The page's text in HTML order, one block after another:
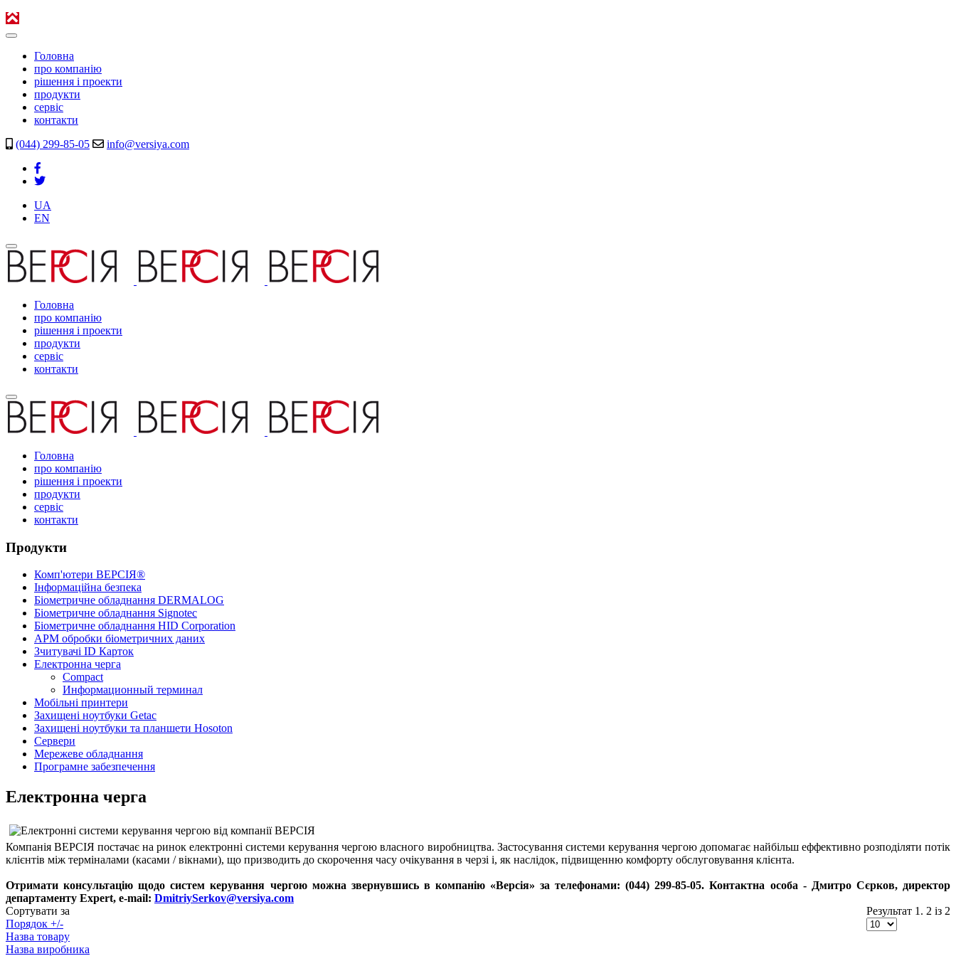
Головна
про компанію
рішення і проекти
продукти
сервіс
контакти
(044) 299-85-05
info@versiya.com
UA
EN
Головна
про компанію
рішення і проекти
продукти
сервіс
контакти
Головна
про компанію
рішення і проекти
продукти
сервіс
контакти
Продукти
Комп'ютери ВЕРСІЯ®
Інформаційна безпека
Біометричне обладнання DERMALOG
Біометричне обладнання Signotec
Біометричне обладнання HID Corporation
АРМ обробки біометричних даних
Зчитувачі ID Карток
Електронна черга
Compact
Информационный терминал
Мобільні принтери
Захищені ноутбуки Getac
Захищені ноутбуки та планшети Hosoton
Сервери
Мережеве обладнання
Програмне забезпечення
Електронна черга
Компанія ВЕРСІЯ постачає на ринок електронні системи керування чергою власного виробництва. Застосування системи керування чергою допомагає найбільш еффективно розподіляти потік
клієнтів між терміналами (касами / вікнами), що призводить до скорочення часу очікування в черзі і, як наслідок, підвищенню комфорту обслуговування клієнта.
Отримати консультацію щодо систем керування чергою можна звернувшись в компанію «Версія» за телефонами: (044) 299-85-05. Контактна особа - Дмитро Сєрков, директор
департаменту Expert, e-mail: DmitriySerkov@versiya.com
Сортувати за
Порядок +/-
Назва товару
Назва виробника
Результат 1. 2 із 2